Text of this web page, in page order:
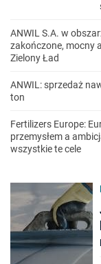
ANWIL S.A. w
zakończone, mocny
Zielony Ład
ANWIL: sprzedaż
ton
Fertilizers Europe:
przemysłem a
wszystkie te cele